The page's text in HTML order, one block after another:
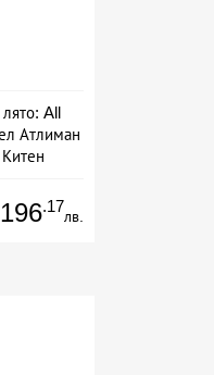
All
Атлиман
196.17
лв.